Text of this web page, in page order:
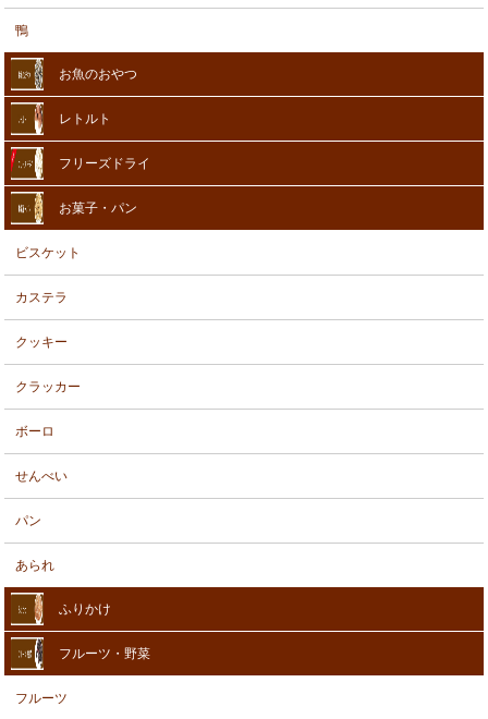
鴨
お魚のおやつ
レトルト
フリーズドライ
お菓子・パン
ビスケット
カステラ
クッキー
クラッカー
ボーロ
せんべい
パン
あられ
ふりかけ
フルーツ・野菜
フルーツ